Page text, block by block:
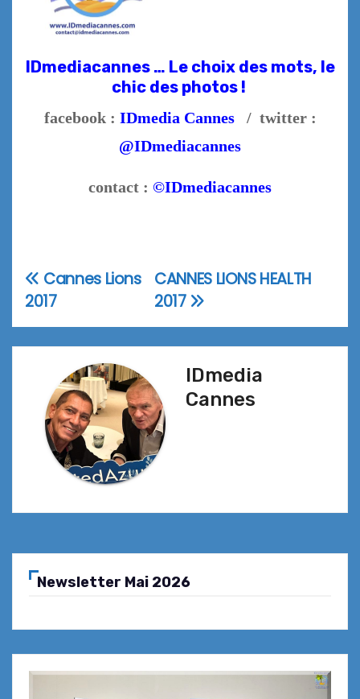
IDmediacannes … Le choix des mots, le
chic des photos !
facebook : IDmedia Cannes/ twitter :
@IDmediacannes
contact : ©IDmediacannes
Navigation
de
l’article
CANNES LIONS HEALTH
2017
Cannes Lions
2017
IDmedia
Cannes
Newsletter Mai 2026